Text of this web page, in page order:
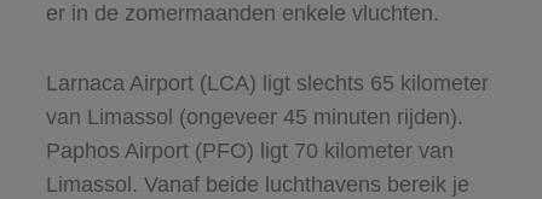
er in de zomermaanden enkele vluchten.
Larnaca Airport (LCA) ligt slechts 65 kilometer
van Limassol (ongeveer 45 minuten rijden).
Paphos Airport (PFO) ligt 70 kilometer van
Limassol. Vanaf beide luchthavens bereik je